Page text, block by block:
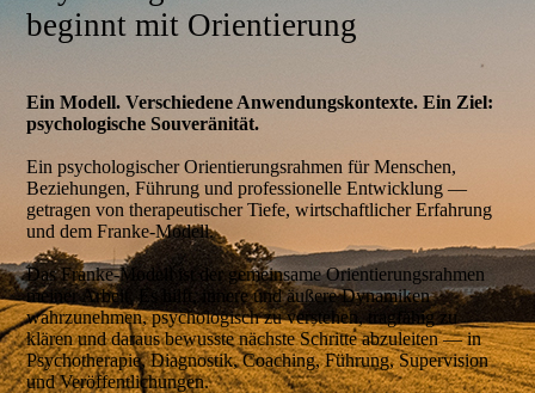
beginnt mit Orientierung
Ein Modell. Verschiedene Anwendungskontexte. Ein Ziel:
psychologische Souveränität.
Ein psychologischer Orientierungsrahmen für Menschen,
Beziehungen, Führung und professionelle Entwicklung —
getragen von therapeutischer Tiefe, wirtschaftlicher Erfahrung
und dem Franke-Modell.
Das Franke-Modell ist der gemeinsame Orientierungsrahmen
meiner Arbeit. Es hilft, innere und äußere Dynamiken
wahrzunehmen, psychologisch zu verstehen, tragfähig zu
klären und daraus bewusste nächste Schritte abzuleiten — in
Psychotherapie, Diagnostik, Coaching, Führung, Supervision
und Veröffentlichungen.